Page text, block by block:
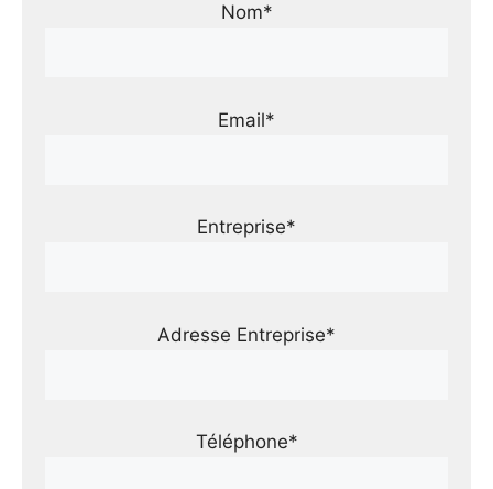
Nom*
Email*
Entreprise*
Adresse Entreprise*
Téléphone*